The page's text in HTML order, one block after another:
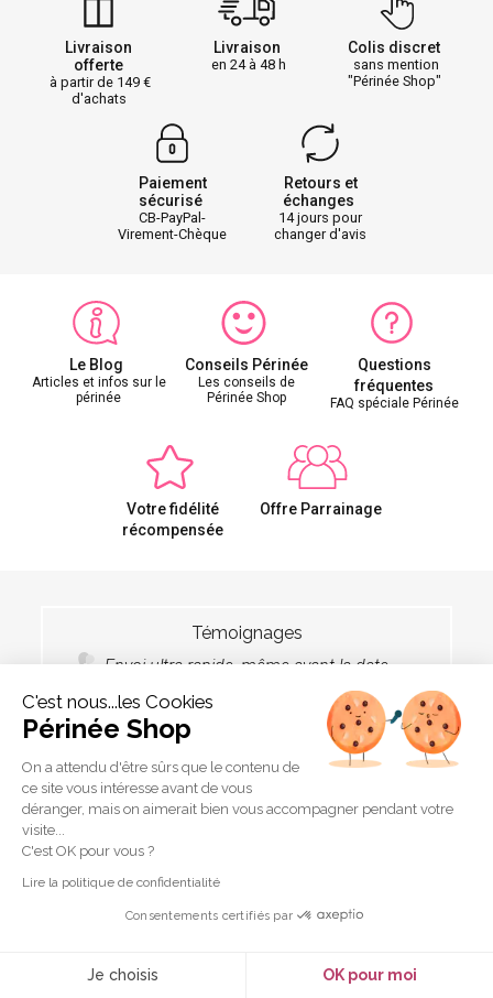
Livraison
offerte
à partir de 149
d'achats
Livraison
en 24 à 48 h
Colis discret
sans mention
"Périnée Shop"
Paiement
sécurisé
CB-PayPal-
Virement-Chèque
Retours et
échanges
14 jours pour
changer d'avis
Le Blog
Articles et infos sur le
périnée
Conseils Périnée
Les conseils de
Périnée Shop
Questions
fréquentes
FAQ spéciale Périnée
Votre fidélité
récompensée
Offre Parrainage
Témoignages
Envoi ultra rapide, même avant la date
prévue. Produit conforme à l'annonce.
Rien à dire. Merci
parCecile R., Le
30/12/2025
Service clients
C'est nous...les Cookies
Périnée Shop
On a attendu d'être sûrs que le contenu de
ce site vous intéresse avant de vous
déranger, mais on aimerait bien vous accompagner pendant votre
visite...
C'est OK pour vous ?
Lire la politique de confidentialité
Consentements certifiés par
Je choisis OK pour moi